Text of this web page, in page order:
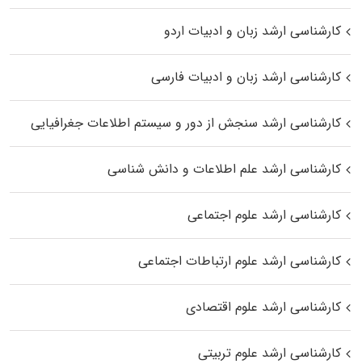
کارشناسی ارشد زبان و ادبیات اردو
کارشناسی ارشد زبان و ادبیات فارسی
کارشناسی ارشد سنجش از دور و سیستم اطلاعات جغرافیایی
کارشناسی ارشد علم اطلاعات و دانش شناسی
کارشناسی ارشد علوم اجتماعی
کارشناسی ارشد علوم ارتباطات اجتماعی
کارشناسی ارشد علوم اقتصادی
کارشناسی ارشد علوم تربیتی